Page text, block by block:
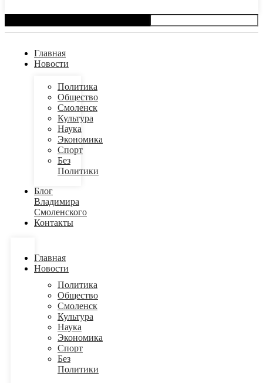
Главная
Новости
Политика
Общество
Смоленск
Культура
Наука
Экономика
Спорт
Без
Политики
Блог
Владимира
Смоленского
Контакты
Главная
Новости
Политика
Общество
Смоленск
Культура
Наука
Экономика
Спорт
Без
Политики